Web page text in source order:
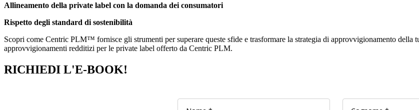
Allineamento della private label con la domanda dei consumatori
Rispetto degli standard di sostenibilità
Scopri come Centric PLM™ fornisce gli strumenti per superare queste sfide e trasformare la strategia di approvvigionamento della
approvvigionamenti redditizi per le private label offerto da Centric PLM.
RICHIEDI L'E-BOOK!